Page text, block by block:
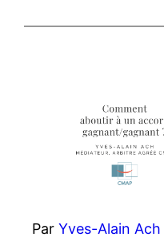
ParYves-Alain Ach